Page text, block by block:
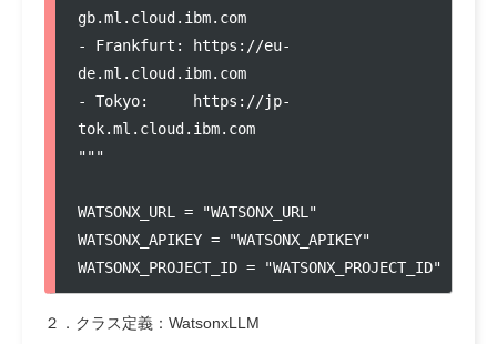
gb.ml.cloud.ibm.com
- Frankfurt: https://eu-
de.ml.cloud.ibm.com
- Tokyo:     https://jp-
tok.ml.cloud.ibm.com
"""
WATSONX_URL = "WATSONX_URL"
WATSONX_APIKEY = "WATSONX_APIKEY"
WATSONX_PROJECT_ID = "WATSONX_PROJECT_ID"
２．クラス定義：WatsonxLLM